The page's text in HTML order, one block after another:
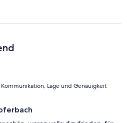
Lage und Genauigkeit